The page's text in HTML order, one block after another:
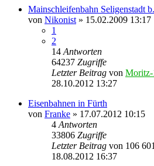
Mainschleifenbahn Seligenstadt
von Nikonist » 15.02.2009 13:17
1
2
14 Antworten
64237 Zugriffe
Letzter Beitrag von Moritz-
28.10.2012 13:27
Eisenbahnen in Fürth
von Franke » 17.07.2012 10:15
4 Antworten
33806 Zugriffe
Letzter Beitrag von 106
18.08.2012 16:37